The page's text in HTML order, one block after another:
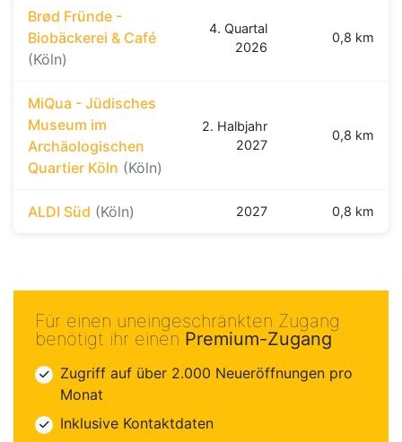
Brød Fründe -
Biobäckerei & Café
(Köln)
4. Quartal
2026
0,8 km
MiQua - Jüdisches
Museum im
Archäologischen
Quartier Köln (Köln)
2. Halbjahr
2027
0,8 km
ALDI Süd (Köln) 2027 0,8 km
Für einen uneingeschränkten Zugang
benötigt ihr einen Premium-Zugang
Zugriff auf über 2.000 Neueröffnungen pro
Monat
Inklusive Kontaktdaten